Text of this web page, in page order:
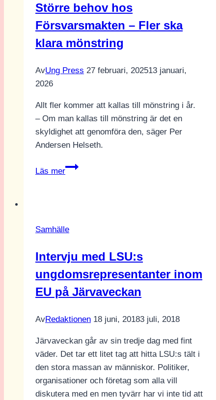
Större behov hos
Försvarsmakten – Fler ska
klara mönstring
AvUng Press 27 februari, 202513 januari,
2026
Allt fler kommer att kallas till mönstring i år.
– Om man kallas till mönstring är det en
skyldighet att genomföra den, säger Per
Andersen Helseth.
Läs mer
Större
Fler
klara
mönstring
Samhälle
Intervju med LSU:s
ungdomsrepresentanter inom
EU på Järvaveckan
AvRedaktionen 18 juni, 20183 juli, 2018
Järvaveckan går av sin tredje dag med fint
väder. Det tar ett litet tag att hitta LSU:s tält i
den stora massan av människor. Politiker,
organisationer och företag som alla vill
diskutera med en men tyvärr har vi inte tid att